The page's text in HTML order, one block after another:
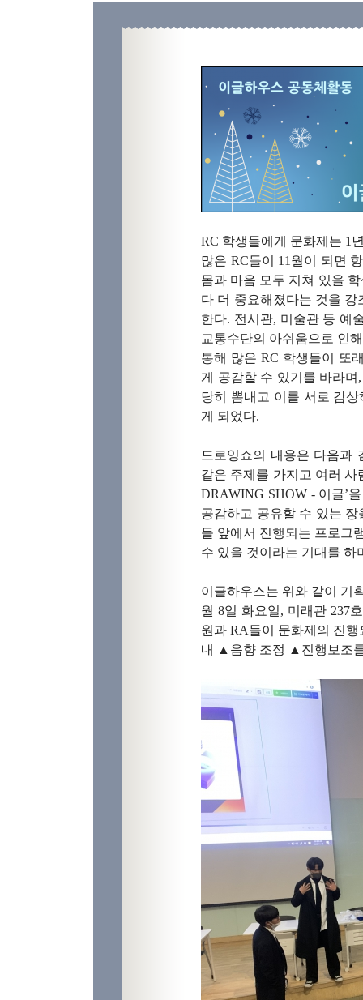
RC 학생들에게 문화제는 1
많은 RC들이 11월이 되면
몸과 마음 모두 지쳐 있을
다 더 중요해졌다는 것을
한다. 전시관, 미술관 등 예
교통수단의 아쉬움으로 인
통해 많은 RC 학생들이 또
게 공감할 수 있기를 바라며
당히 뽐내고 이를 서로 감
게 되었다.
드로잉쇼의 내용은 다음과
같은 주제를 가지고 여러
DRAWING SHOW - 이글’
공감하고 공유할 수 있는
들 앞에서 진행되는 프로그
수 있을 것이라는 기대를 하
이글하우스는 위와 같이 기
월8일 화요일, 미래관 237
원과RA들이 문화제의 진
내
▲ 음향 조정 ▲ 진행보조